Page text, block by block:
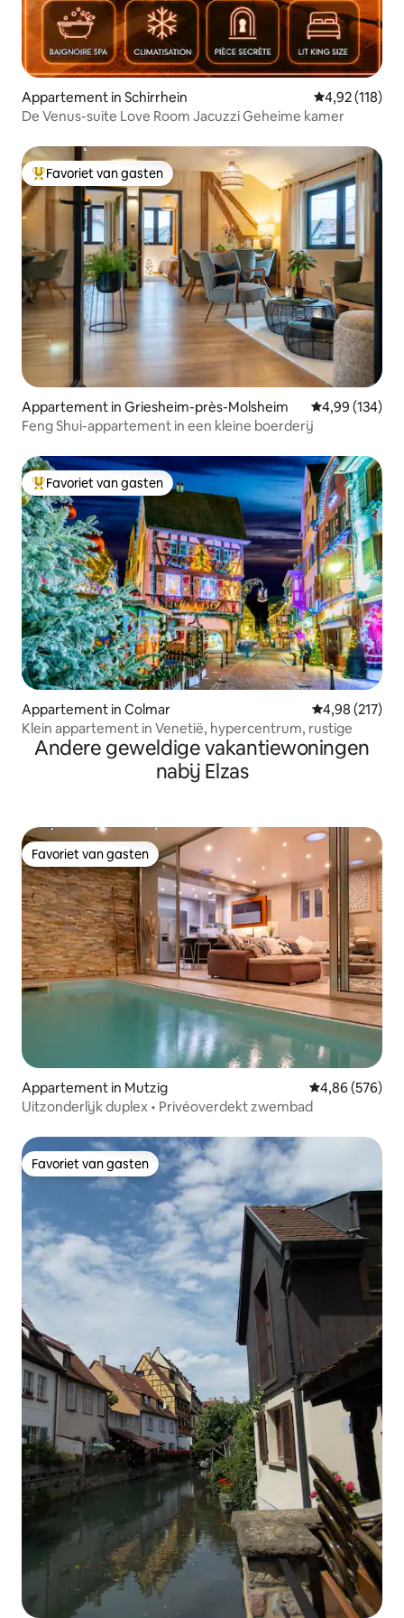
Appartement in Schirrhein Gemiddelde
4,92 (118)
De Venus-suite Love Room Jacuzzi Geheime kamer
Topfavoriet van gasten
Favoriet van gasten
Appartement in Griesheim-près-Molsheim Gemiddelde
4,99 (134)
Feng Shui-appartement in een kleine boerderij
Topfavoriet van gasten
Favoriet van gasten
Appartement in Colmar Gemiddelde
4,98 (217)
Klein appartement in Venetië, hypercentrum, rustige
Andere geweldige vakantiewoningen
nabij Elzas
Favoriet van gasten
Favoriet van gasten
Appartement in Mutzig Gemiddelde
4,86 (576)
Uitzonderlijk duplex • Privéoverdekt zwembad
Favoriet van gasten
Favoriet van gasten